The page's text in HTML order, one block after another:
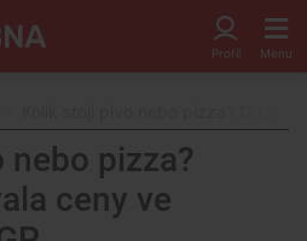
pizza?
ceny ve